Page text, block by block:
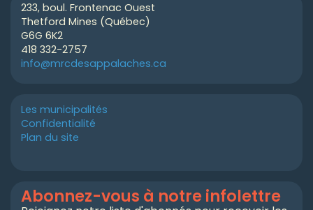
233, boul. Frontenac Ouest
Thetford Mines (Québec)
G6G 6K2
418 332-2757
info@mrcdesappalaches.ca
Les municipalités
Confidentialité
Plan du site
Abonnez-vous à notre infolettre